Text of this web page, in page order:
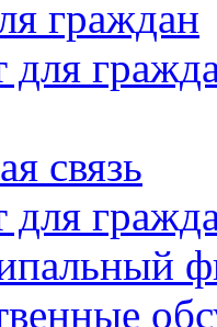
граждан
связь
для